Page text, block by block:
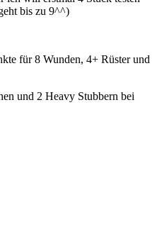
bis zu 9^^)
für 8 Wunden, 4+ Rüster und
und 2 Heavy Stubbern bei